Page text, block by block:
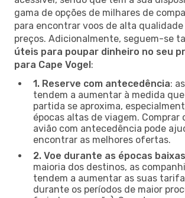
gama de opções de milhares de
para encontrar voos de alta qualidade
preços. Adicionalmente, seguem-se
úteis para poupar dinheiro no seu
para Cape Vogel:
1. Reserve com antecedência:
tendem a aumentar à medida
partida se aproxima,
épocas altas de viagem. Comprar
avião com antecedência pode
encontrar as melhores ofertas.
2. Voe durante as épocas baixas
maioria dos destinos, as
tendem a aumentar as suas
durante os períodos de maior